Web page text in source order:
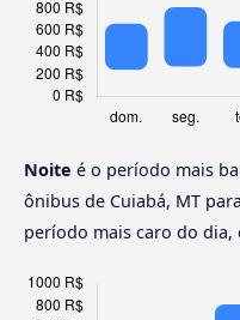
Noite é o período mais
ônibus de Cuiabá, MT
período mais caro do dia,